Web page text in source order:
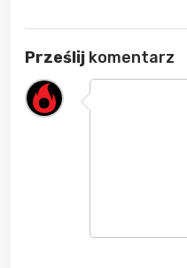
Prześlij komentarz